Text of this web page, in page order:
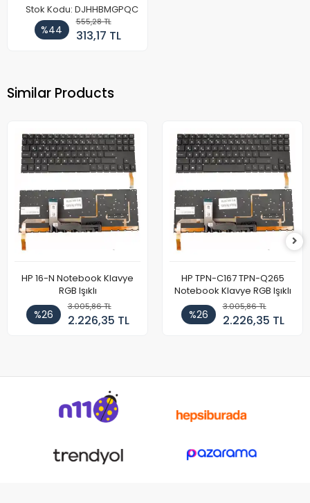
Stok Kodu: DJHHBMGPQC
%44
555,28 TL
313,17 TL
Similar Products
HP 16-N Notebook Klavye
RGB Işıklı
%26
3.005,86 TL
2.226,35 TL
HP TPN-C167 TPN-Q265
Notebook Klavye RGB Işıklı
%26
3.005,86 TL
2.226,35 TL